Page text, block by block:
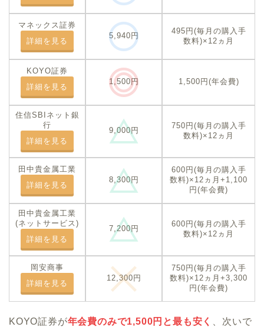
マネックス証券
詳細を見る
5,940円
495円(毎月の購入手
数料)×12ヵ月
KOYO証券
詳細を見る
1,500円 1,500円(年会費)
住信SBIネット銀
行
詳細を見る
9,000円
750円(毎月の購入手
数料)×12ヵ月
田中貴金属工業
詳細を見る
8,300円
600円(毎月の購入手
数料)×12ヵ月+1,100
円(年会費)
田中貴金属工業
(ネットサービス)
詳細を見る
7,200円
600円(毎月の購入手
数料)×12ヵ月
岡安商事
詳細を見る
12,300円
750円(毎月の購入手
数料)×12ヵ月+3,300
円(年会費)
KOYO証券が年会費のみで1,500円と最も安く
、次いで